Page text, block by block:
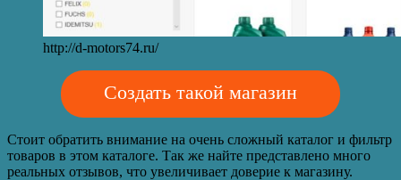
http://d-motors74.ru/
Создать такой магазин
Стоит обратить внимание на очень сложный каталог и фильтр
товаров в этом каталоге. Так же найте представлено много
реальных отзывов, что увеличивает доверие к магазину.